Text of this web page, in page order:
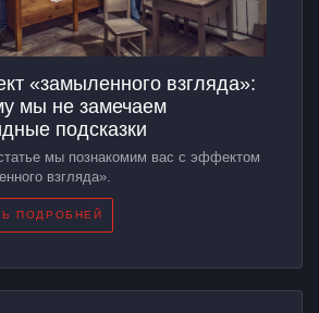
«замыленного взгляда»:
мы не замечаем
подсказки
мы познакомим вас с эффектом
взгляда».
ПОДРОБНЕЙ